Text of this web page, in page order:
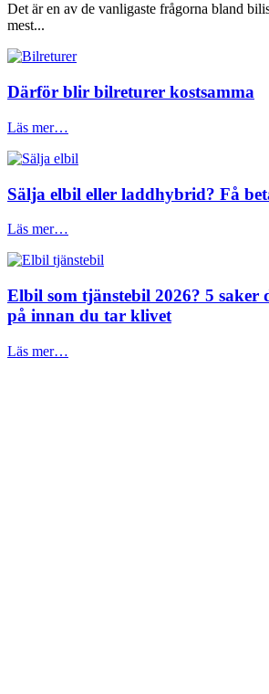
Det är en av de vanligaste frågorna bland
mest...
Därför blir bilreturer kostsamma
Läs mer…
Sälja elbil eller laddhybrid? Få
Läs mer…
Elbil som tjänstebil 2026? 5 saker
på innan du tar klivet
Läs mer…